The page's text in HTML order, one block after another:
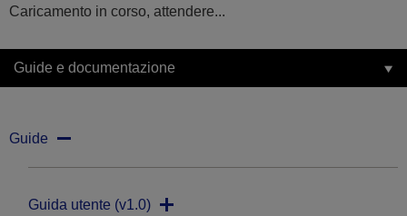
Caricamento in corso, attendere...
Guide e documentazione
Guide
Guida utente (v1.0)